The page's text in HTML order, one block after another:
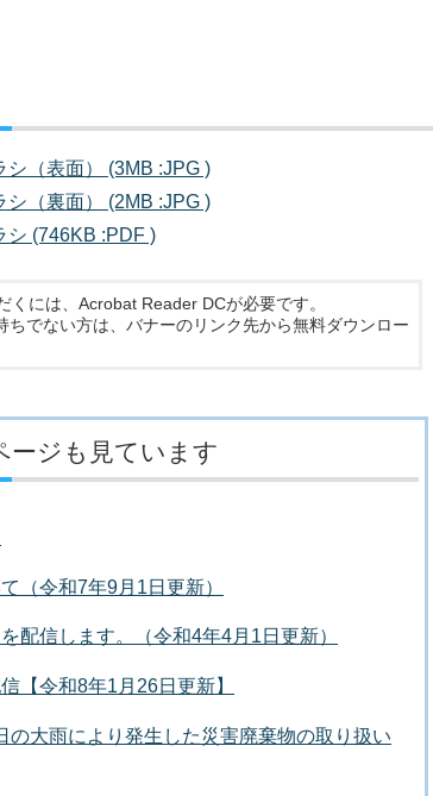
（表面） (3MB :JPG )
（裏面） (2MB :JPG )
(746KB :PDF )
くには、Acrobat Reader DCが必要です。
ちでない方は、バナーのリンク先から無料ダウンロー
ージも見ています
（令和7年9月1日更新）
配信します。（令和4年4月1日更新）
【令和8年1月26日更新】
の大雨により発生した災害廃棄物の取り扱い